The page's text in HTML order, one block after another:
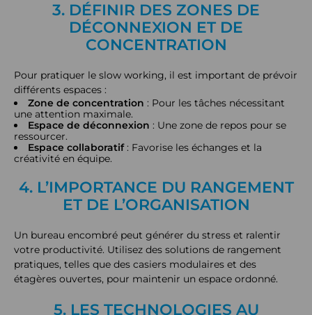
3. DÉFINIR DES ZONES DE
DÉCONNEXION ET DE
CONCENTRATION
Pour pratiquer le slow working, il est important de prévoir
différents espaces :
Zone de concentration : Pour les tâches nécessitant
une attention maximale.
Espace de déconnexion : Une zone de repos pour se
ressourcer.
Espace collaboratif: Favorise les échanges et la
créativité en équipe.
4. L’IMPORTANCE DU RANGEMENT
ET DE L’ORGANISATION
Un bureau encombré peut générer du stress et ralentir
votre productivité. Utilisez des solutions de rangement
pratiques, telles que des casiers modulaires et des
étagères ouvertes, pour maintenir un espace ordonné.
5. LES TECHNOLOGIES AU